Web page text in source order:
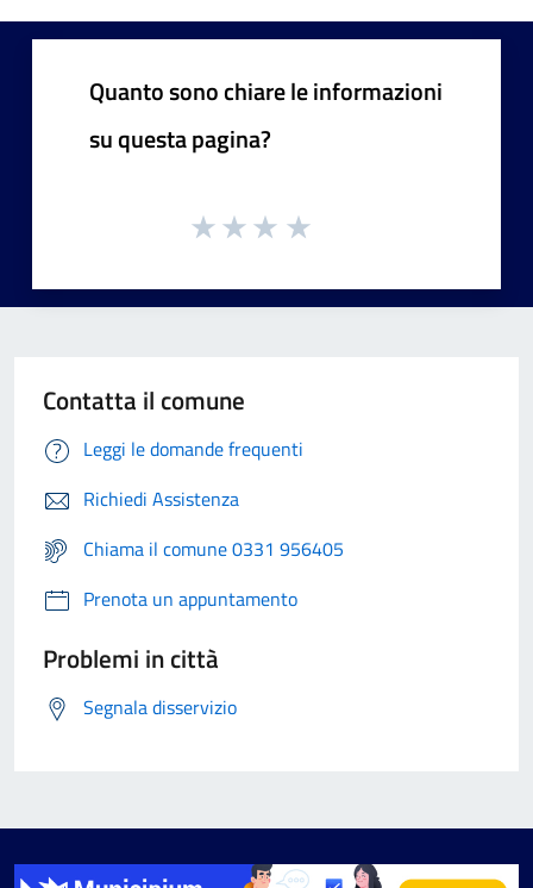
Quanto sono chiare le informazioni
su questa pagina?
Contatta il comune
Leggi le domande frequenti
Richiedi Assistenza
Chiama il comune 0331 956405
Prenota un appuntamento
Problemi in città
Segnala disservizio